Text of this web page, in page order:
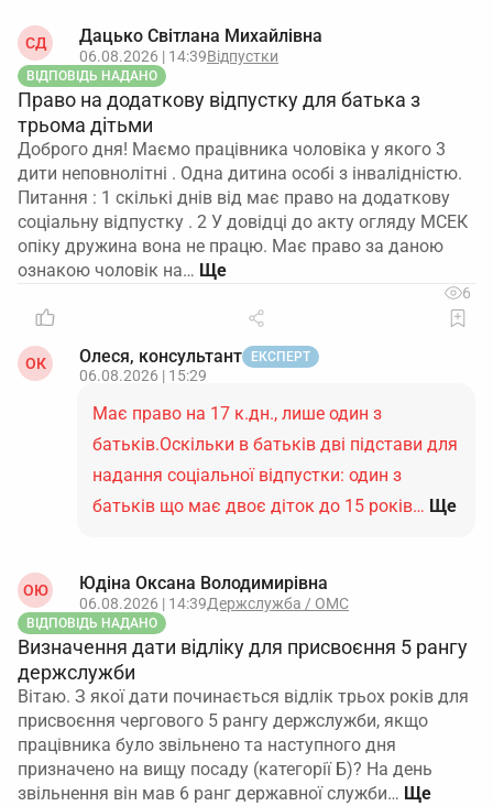
СД Дацько Світлана Михайлівна
06.08.2026 | 14:39Відпустки
ВІДПОВІДЬ НАДАНО
Право на додаткову відпустку для батька з
трьома дітьми
Доброго дня! Маємо працівника чоловіка у якого 3
дити неповнолітні . Одна дитина особі з інвалідністю.
Питання : 1 скількі днів від має право на додаткову
соціальну відпустку . 2 У довідці до акту огляду МСЕК
опіку дружина вона не працю. Має право за даною
ознакою чоловік на…
6
ОК Олеся, консультант ЕКСПЕРТ
06.08.2026 | 15:29
Має право на 17 к.дн., лише один з
батьків.Оскільки в батьків дві підстави для
надання соціальної відпустки: один з
батьків що має двоє діток до 15 років… Ще
ОЮ Юдіна Оксана Володимирівна
06.08.2026 | 14:39Держслужба / ОМС
ВІДПОВІДЬ НАДАНО
Визначення дати відліку для присвоєння 5 рангу
держслужби
Вітаю. З якої дати починається відлік трьох років для
присвоєння чергового 5 рангу держслужби, якщо
працівника було звільнено та наступного дня
призначено на вищу посаду (категорії Б)? На день
звільнення він мав 6 ранг державної служби…